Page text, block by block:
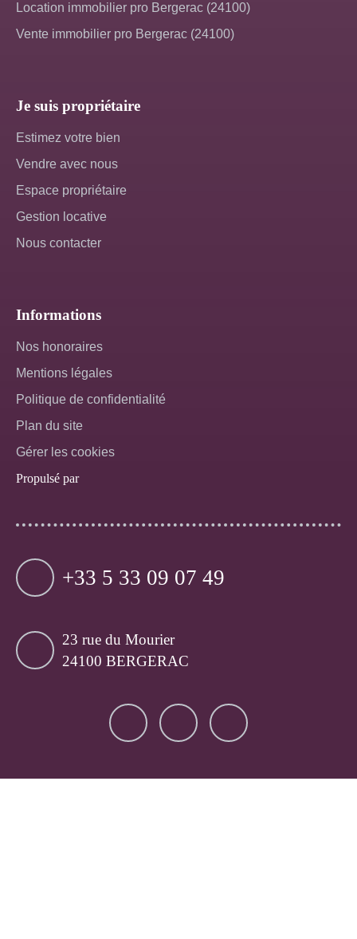
Location immobilier pro Bergerac (24100)
Vente immobilier pro Bergerac (24100)
Je suis propriétaire
Estimez votre bien
Vendre avec nous
Espace propriétaire
Gestion locative
Nous contacter
Informations
Nos honoraires
Mentions légales
Politique de confidentialité
Plan du site
Gérer les cookies
Propulsé par
+33 5 33 09 07 49
23 rue du Mourier
24100 BERGERAC